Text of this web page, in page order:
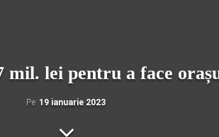
lei pentru a face
Pe 19 ianuarie 2023